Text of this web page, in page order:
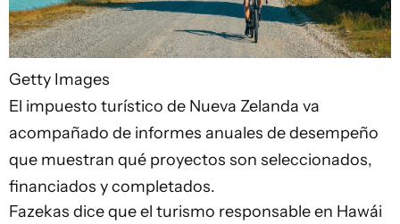
Getty Images
El impuesto turístico de Nueva Zelanda va
acompañado de informes anuales de desempeño
que muestran qué proyectos son seleccionados,
financiados y completados.
Fazekas dice que el turismo responsable en Hawái